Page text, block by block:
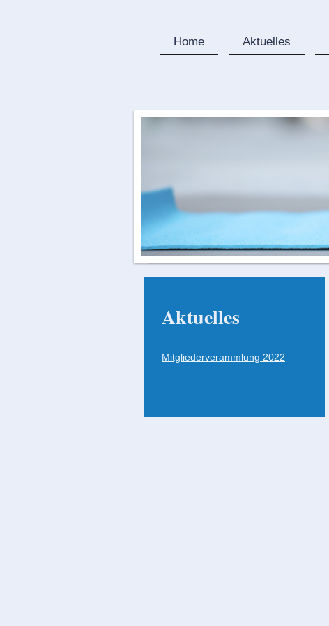
Home Aktuelles
Aktuelles
Mitgliederverammlung 2022